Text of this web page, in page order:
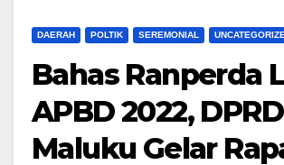
DAERAH POLTIK SEREMONIAL
Bahas Ranperda
APBD 2022, DPRD
Maluku Gelar